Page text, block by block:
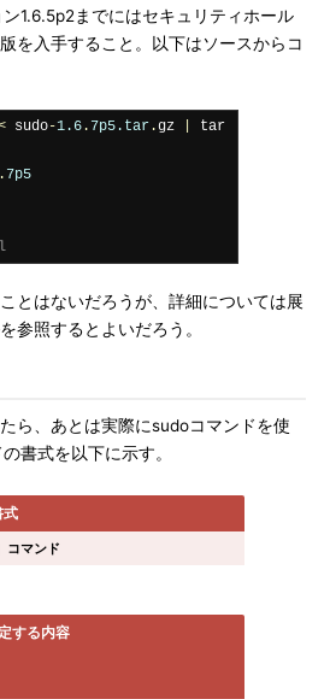
1.6.5p2までにはセキュリティホール
を入手すること。以下はソースからコ
sudo-1.6. 7p5.tar.gz
tar
7p5
とはないだろうが、詳細については展
参照するとよいだろう。
ら、あとは実際にsudoコマンドを使
書式を以下に示す。
式
コマンド
する内容